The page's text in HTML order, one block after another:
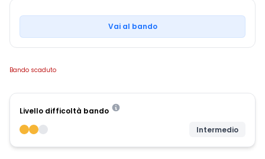
Vai al bando
Bando scaduto
Livello difficoltà bando
Intermedio